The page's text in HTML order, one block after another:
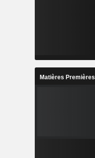
Matières Premières